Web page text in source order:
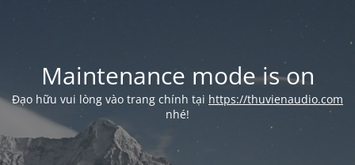
Maintenance mode is on
Đạo hữu vui lòng vào trang chính tại https://thuvienaudio.com
nhé!